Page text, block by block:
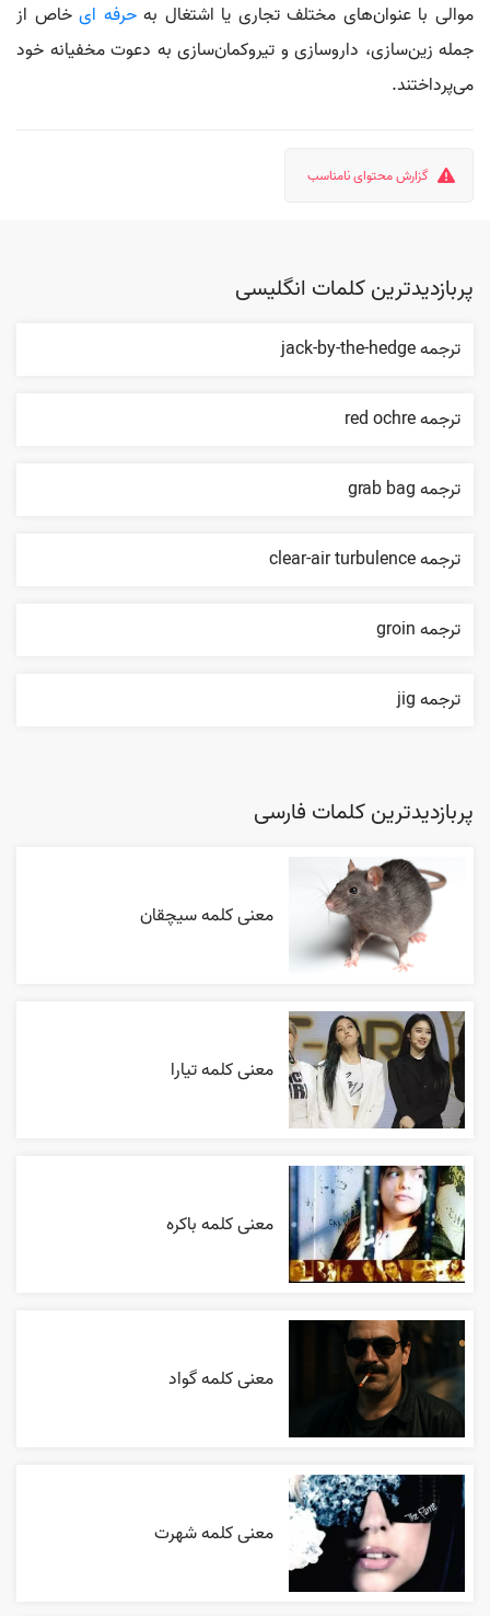
موالی با عنوان‌های مختلف تجاری یا اشتغال بهحرفه ایخاص از
جمله زین‌سازی، داروسازی و تیروکمان‌سازی به دعوت مخفیانه خود
می‌پرداختند.
گزارش محتوای نامناسب
پربازدیدترین کلمات انگلیسی
ترجمه jack-by-the-hedge
ترجمه red ochre
ترجمه grab bag
ترجمه clear-air turbulence
ترجمه groin
ترجمه jig
پربازدیدترین کلمات فارسی
معنی کلمه سیچقان
معنی کلمه تیارا
معنی کلمه باکره
معنی کلمه گواد
معنی کلمه شهرت